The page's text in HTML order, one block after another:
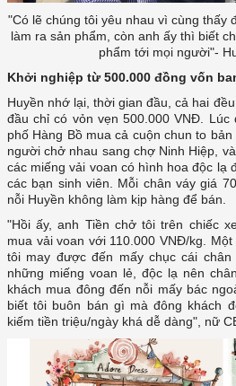
làm ra sản phẩm, còn anh ấy thì biết
Khởi nghiệp từ 500.000 đồng vốn
Huyền nhớ lại, thời gian đầu, cả hai
đầu chỉ có vỏn vẹn 500.000 VNĐ. Lúc
phố Hàng Bồ mua cả cuộn chun to
người chở nhau sang chợ Ninh Hiệp,
các miếng vải voan có hình hoa độc lạ
các bạn sinh viên. Mỗi chân váy giá
mua vải voan với 110.000 VNĐ/kg.
tôi may được đến mấy chục cái
những miếng voan lẻ, độc lạ nên
khách mua đông đến nỗi mấy bác
biết tôi buôn bán gì mà đông khách
kiếm tiền triệu/ngày khá dễ dàng", nữ